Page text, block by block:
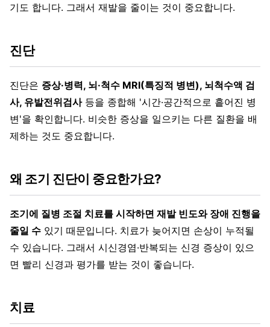
기도 합니다. 그래서 재발을 줄이는 것이 중요합니다.
진단
진단은 증상·병력, 뇌·척수 MRI(특징적 병변), 뇌척수액 검
사, 유발전위검사등을 종합해 '시간·공간적으로 흩어진 병
변'을 확인합니다. 비슷한 증상을 일으키는 다른 질환을 배
제하는 것도 중요합니다.
왜 조기 진단이 중요한가요?
조기에 질병 조절 치료를 시작하면 재발 빈도와 장애 진행을
줄일 수 있기 때문입니다. 치료가 늦어지면 손상이 누적될
수 있습니다. 그래서 시신경염·반복되는 신경 증상이 있으
면 빨리 신경과 평가를 받는 것이 좋습니다.
치료